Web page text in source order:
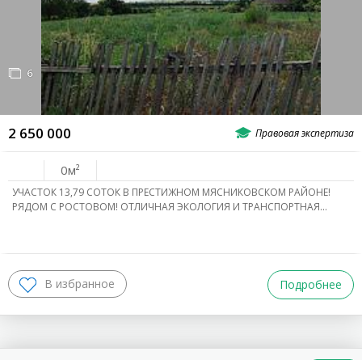
2 650 000
6
0
УЧАСТОК 13,79 СОТОК В ПРЕСТИЖНОМ МЯСНИКОВСКОМ РАЙОНЕ!
РЯДОМ С РОСТОВОМ! ОТЛИЧНАЯ ЭКОЛОГИЯ И ТРАНСПОРТНАЯ…
Подробнее